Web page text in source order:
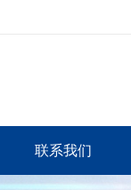
联系我们